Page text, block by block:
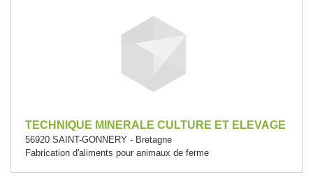
TECHNIQUE MINERALE CULTURE ET ELEVAGE
56920 SAINT-GONNERY - Bretagne
Fabrication d'aliments pour animaux de ferme